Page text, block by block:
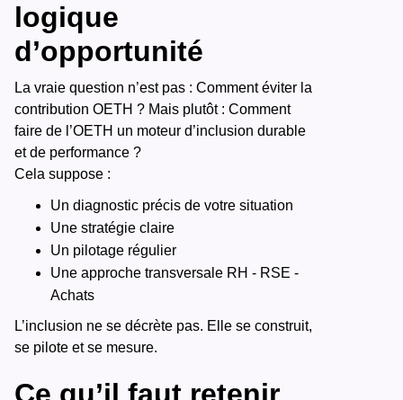
logique
d’opportunité
La vraie question n’est pas : Comment éviter la
contribution OETH ? Mais plutôt : Comment
faire de l’OETH un moteur d’inclusion durable
et de performance ?
Cela suppose :
Un diagnostic précis de votre situation
Une stratégie claire
Un pilotage régulier
Une approche transversale RH - RSE -
Achats
L’inclusion ne se décrète pas. Elle se construit,
se pilote et se mesure.